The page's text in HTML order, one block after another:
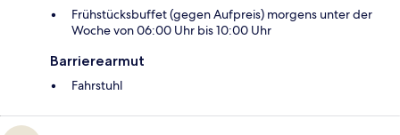
Frühstücksbuffet (gegen Aufpreis) morgens unter der
Woche von 06:00 Uhr bis 10:00 Uhr
Barrierearmut
Fahrstuhl